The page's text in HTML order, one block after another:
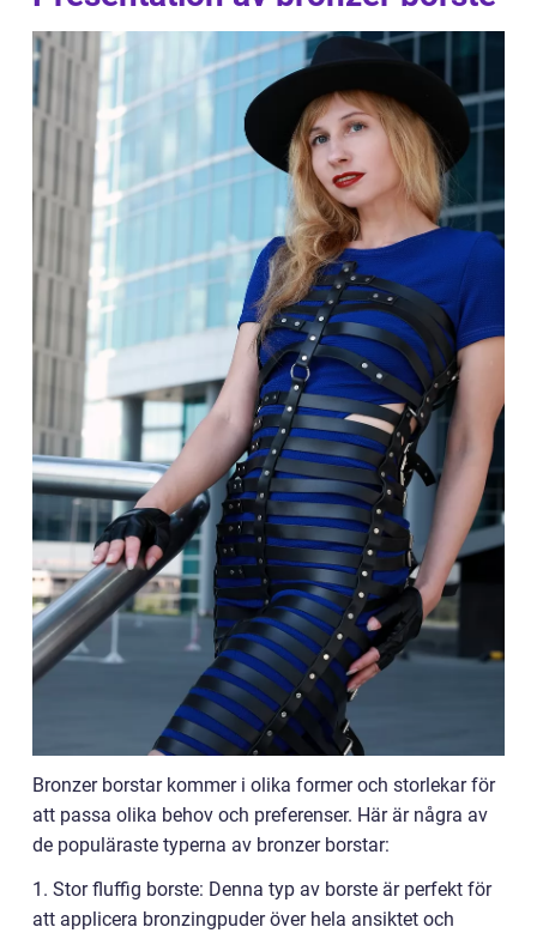
Bronzer borstar kommer i olika former och storlekar för
att passa olika behov och preferenser. Här är några av
de populäraste typerna av bronzer borstar:
1. Stor fluffig borste: Denna typ av borste är perfekt för
att applicera bronzingpuder över hela ansiktet och